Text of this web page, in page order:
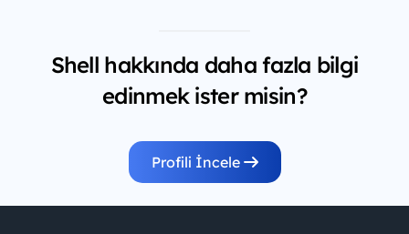
Shell hakkında daha fazla bilgi
edinmek ister misin?
Profili İncele